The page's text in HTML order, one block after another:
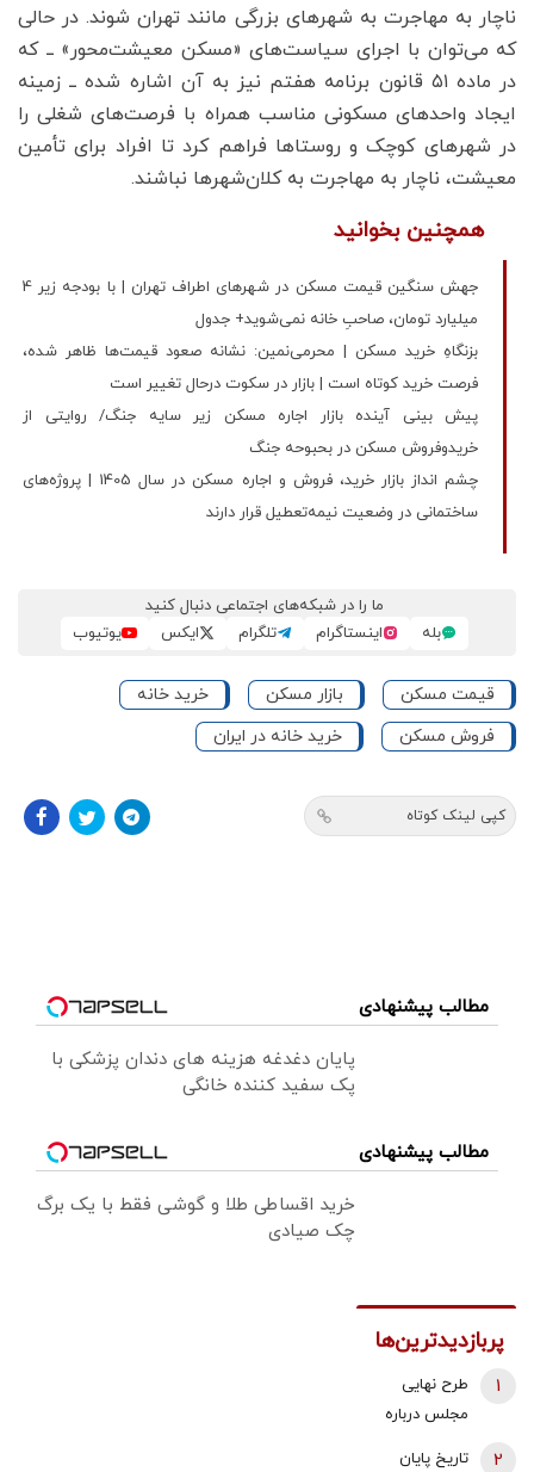
ناچار به مهاجرت به شهرهای بزرگی مانند تهران شوند. در حالی
که می‌توان با اجرای سیاست‌های «مسکن معیشت‌محور» ــ که
در ماده ۵۱ قانون برنامه هفتم نیز به آن اشاره شده ــ زمینه
ایجاد واحدهای مسکونی مناسب همراه با فرصت‌های شغلی را
در شهرهای کوچک و روستاها فراهم کرد تا افراد برای تأمین
معیشت، ناچار به مهاجرت به کلان‌شهرها نباشند.
همچنین بخوانید
جهش سنگین قیمت مسکن در شهر‌های اطراف تهران | با بودجه زیر 4
میلیارد تومان، صاحبِ خانه نمی‌شوید+ جدول
بزنگاهِ خرید مسکن | محرمی‌نمین: نشانه صعود قیمت‌ها ظاهر شده،
فرصت خرید کوتاه است | بازار در سکوت درحال تغییر است
پیش بینی آینده بازار اجاره مسکن زیر سایه جنگ/ روایتی از
خریدوفروش مسکن در بحبوحه جنگ
چشم انداز بازار خرید، فروش و اجاره مسکن در سال 1405 | پروژه‌‌های
ساختمانی در وضعیت نیمه‌‌تعطیل قرار دارند
ما را در شبکه‌های اجتماعی دنبال کنید
بله
اینستاگرام تلگرام ایکس یوتیوب
قیمت مسکن بازار مسکن
خرید خانه
فروش مسکن
خرید خانه در ایران
کپی لینک کوتاه
مطالب پیشنهادی
پایان دغدغه هزینه های دندان پزشکی با
پک سفید کننده خانگی
مطالب پیشنهادی
خرید اقساطی طلا و گوشی فقط با یک برگ
چک صیادی
پربازدیدترین‌ها
طرح نهایی
مجلس درباره
1
تاریخ پایان 2